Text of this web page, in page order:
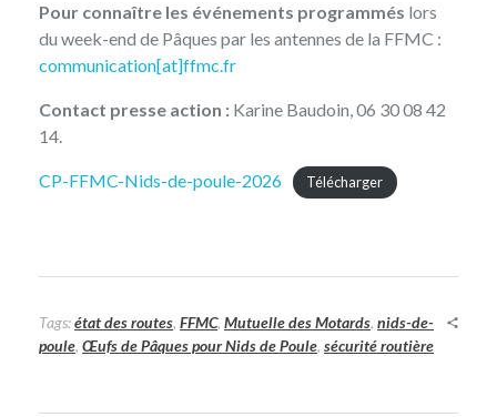
Pour connaître les événements programmés lors
du week-end de Pâques par les antennes de la FFMC :
communication[at]ffmc.fr
Contact presse action : Karine Baudoin, 06 30 08 42
14.
CP-FFMC-Nids-de-poule-2026 Télécharger
Tags:état des routes, FFMC, Mutuelle des Motards, nids-de-
poule, Œufs de Pâques pour Nids de Poule, sécurité routière